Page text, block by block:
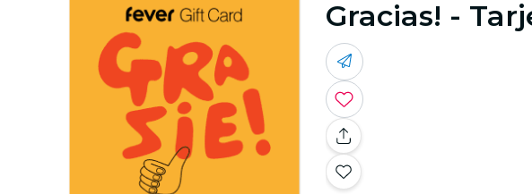
Gracias! -